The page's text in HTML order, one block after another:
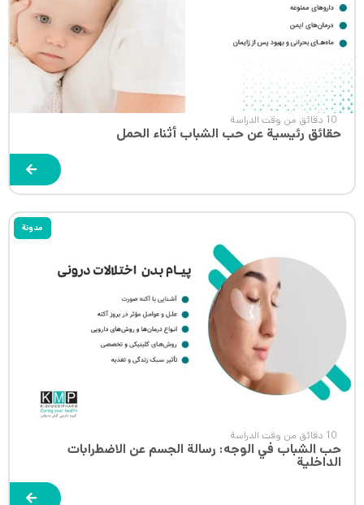
10 دقائق من وقت الدراسة
حقائق رئيسية عن حب الشباب أثناء الحمل
10 دقائق من وقت الدراسة
حب الشباب في الوجه: رسالة الجسم عن الاضطرابات
الداخلية
مدونة